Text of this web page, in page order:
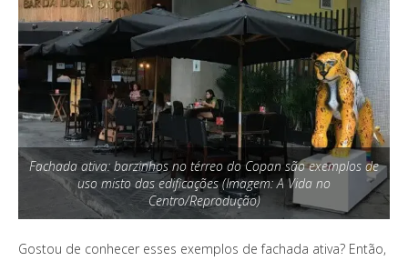
Fachada ativa: barzinhos no térreo do Copan são exemplos de
uso misto das edificações (Imagem: A Vida no
Centro/Reprodução)
Gostou de conhecer esses exemplos de fachada ativa? Então,